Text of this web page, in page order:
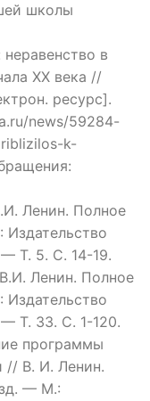
школы
в
ХХ века //
ресурс].
news/59284-
k-
Ленин. Полное
Т. 5. С. 14-19.
Ленин. Полное
Т. 33. С. 1-120.
программы
// В. И. Ленин.
— М.: